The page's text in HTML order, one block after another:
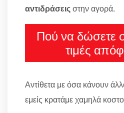
αντιδράσειςστην αγορά.
Πού να δώσετε
τιμές
Αντίθετα με όσα κάνουν
εμείς κρατάμε χαμηλά